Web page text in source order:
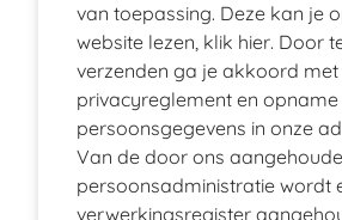
van toepassing. Deze kan je
website lezen, klik hier. Door
verzenden ga je akkoord met
privacyreglement en opname
persoonsgegevens in onze
Van de door ons
persoonsadministratie wordt
verwerkingsregister